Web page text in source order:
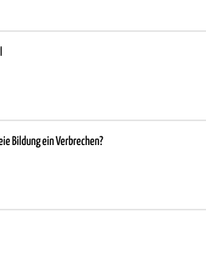
Bildung ein Verbrechen?